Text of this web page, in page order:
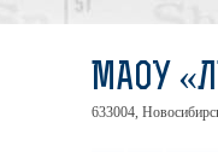
МАОУ
633004,